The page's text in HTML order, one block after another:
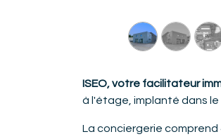
ISEO, votre facilitateur
à l'étage, implanté dans le
La conciergerie comprend